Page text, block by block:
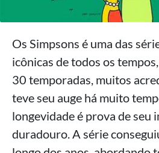
Os Simpsons é uma das
icônicas de todos os
30 temporadas, muitos
teve seu auge há muito
longevidade é prova de seu
duradouro. A série